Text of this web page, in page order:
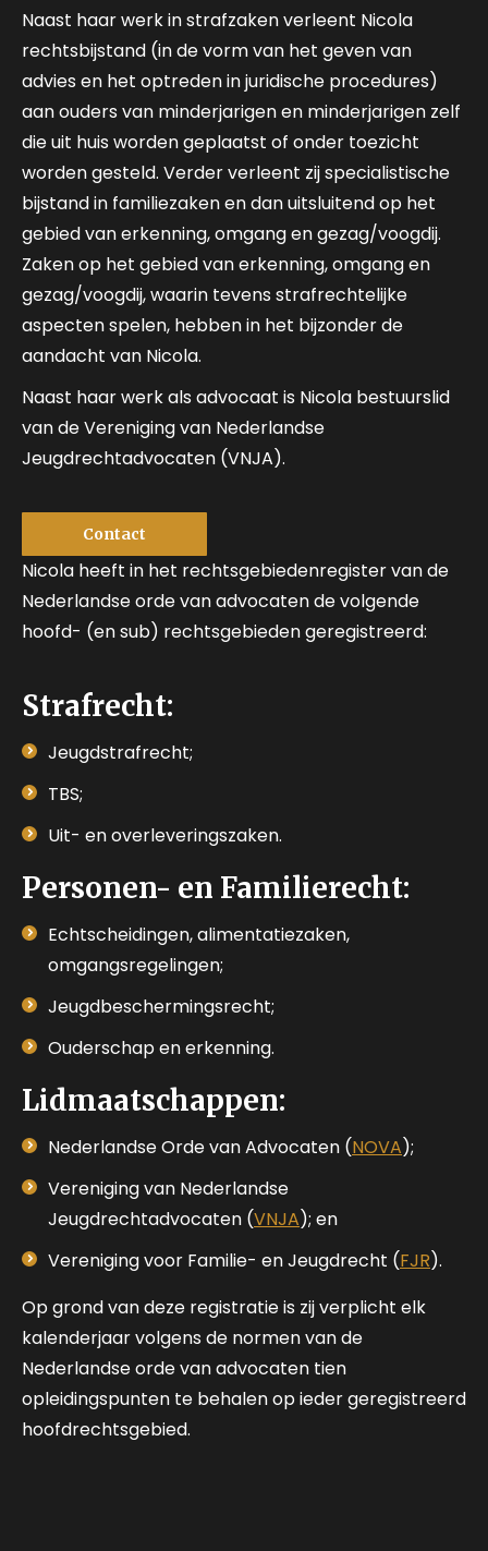
Naast haar werk in strafzaken verleent Nicola
rechtsbijstand (in de vorm van het geven van
advies en het optreden in juridische procedures)
aan ouders van minderjarigen en minderjarigen zelf
die uit huis worden geplaatst of onder toezicht
worden gesteld. Verder verleent zij specialistische
bijstand in familiezaken en dan uitsluitend op het
gebied van erkenning, omgang en gezag/voogdij.
Zaken op het gebied van erkenning, omgang en
gezag/voogdij, waarin tevens strafrechtelijke
aspecten spelen, hebben in het bijzonder de
aandacht van Nicola.
Naast haar werk als advocaat is Nicola bestuurslid
van de Vereniging van Nederlandse
Jeugdrechtadvocaten (VNJA).
Contact
Nicola heeft in het rechtsgebiedenregister van de
Nederlandse orde van advocaten de volgende
hoofd- (en sub) rechtsgebieden geregistreerd:
Strafrecht:
Jeugdstrafrecht;
TBS;
Uit- en overleveringszaken.
Personen- en Familierecht:
Echtscheidingen, alimentatiezaken,
omgangsregelingen;
Jeugdbeschermingsrecht;
Ouderschap en erkenning.
Lidmaatschappen:
Nederlandse Orde van Advocaten (NOVA);
Vereniging van Nederlandse
Jeugdrechtadvocaten (VNJA); en
Vereniging voor Familie- en Jeugdrecht (FJR).
Op grond van deze registratie is zij verplicht elk
kalenderjaar volgens de normen van de
Nederlandse orde van advocaten tien
opleidingspunten te behalen op ieder geregistreerd
hoofdrechtsgebied.